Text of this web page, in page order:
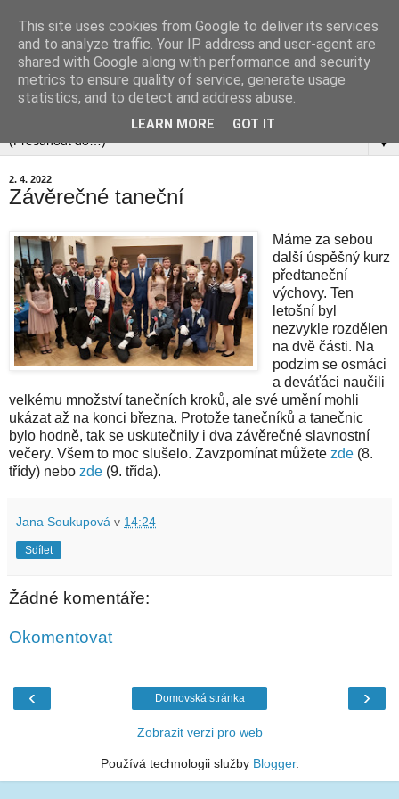
▼
2. 4. 2022
Závěrečné taneční
Máme za sebou
další úspěšný kurz
předtaneční
výchovy. Ten
letošní byl
nezvykle rozdělen
na dvě části. Na
podzim se osmáci
a deváťáci naučili
velkému množství tanečních kroků, ale své umění mohli
ukázat až na konci března. Protože tanečníků a tanečnic
bylo hodně, tak se uskutečnily i dva závěrečné slavnostní
večery. Všem to moc slušelo. Zavzpomínat můžete zde (8.
třídy) nebo zde (9. třída).
Jana Soukupová v 14:24
Sdílet
Žádné komentáře:
Okomentovat
‹ ›
Domovská stránka
Zobrazit verzi pro web
Používá technologii služby Blogger.
This site uses cookies from Google to deliver its services
and to analyze traffic. Your IP address and user-agent are
shared with Google along with performance and security
metrics to ensure quality of service, generate usage
statistics, and to detect and address abuse.
LEARN MORE GOT IT